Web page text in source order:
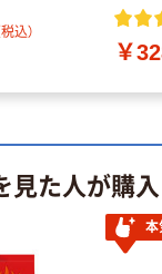
税込）
クト
￥
見た人が購
本